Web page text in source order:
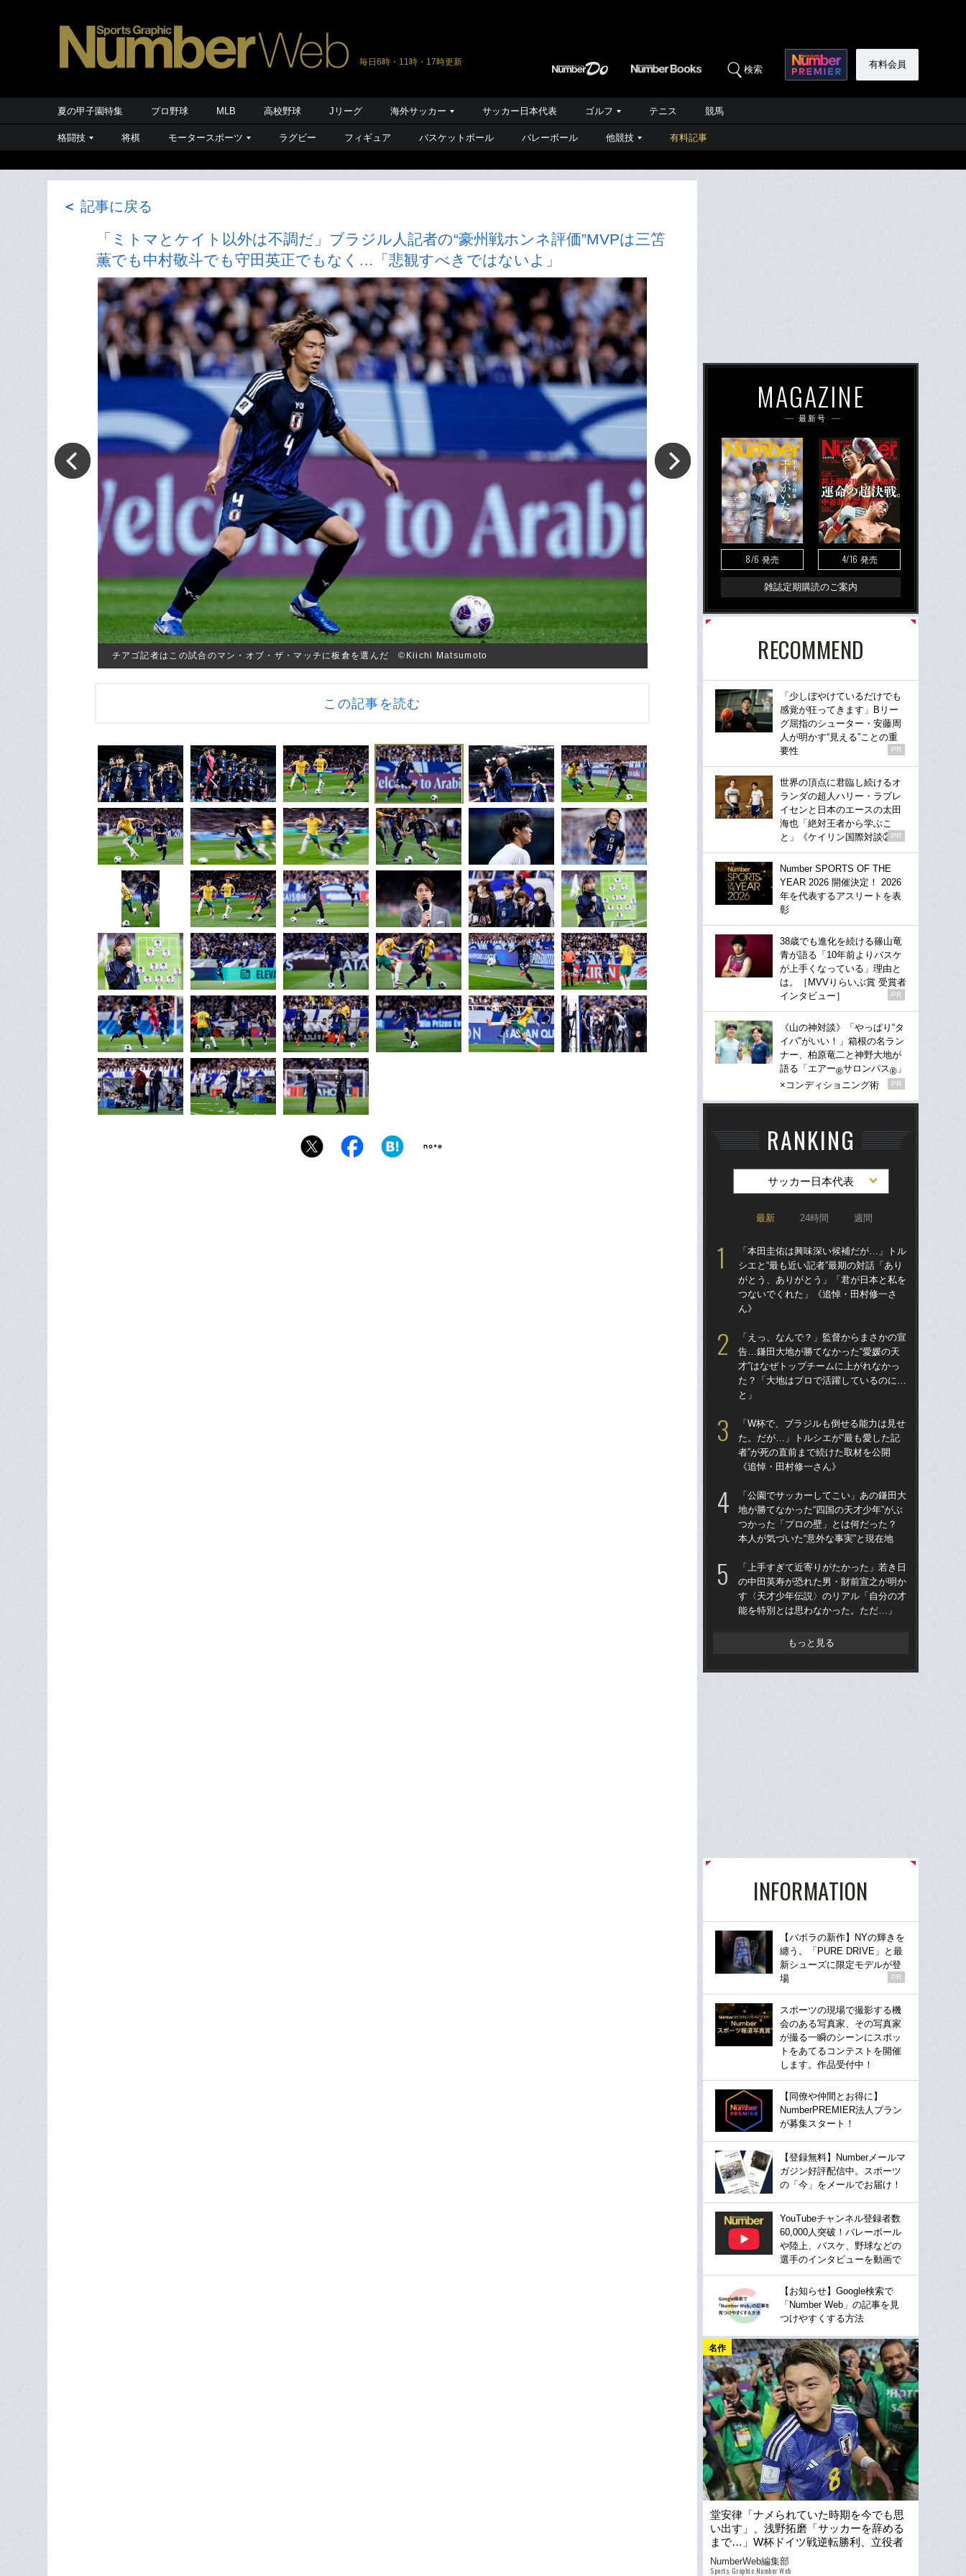
毎日6時・11時・17時更新
検索 有料会員
夏の甲子園特集 プロ野球 MLB 高校野球 Jリーグ 海外サッカー サッカー日本代表 ゴルフ テニス 競馬
格闘技 将棋 モータースポーツ ラグビー フィギュア バスケットボール バレーボール 他競技 有料記事
＜ 記事に戻る
「ミトマとケイト以外は不調だ」ブラジル人記者の“豪州戦ホンネ評価”MVPは三笘
薫でも中村敬斗でも守田英正でもなく…「悲観すべきではないよ」
チアゴ記者はこの試合のマン・オブ・ザ・マッチに板倉を選んだ ©Kiichi Matsumoto
この記事を読む
MAGAZINE
最新号
8/6 発売 4/16 発売
雑誌定期購読のご案内
RECOMMEND
「少しぼやけているだけでも
感覚が狂ってきます」Bリー
グ屈指のシューター・安藤周
人が明かす“見える”ことの重
要性
PR
世界の頂点に君臨し続けるオ
ランダの超人ハリー・ラブレ
イセンと日本のエースの太田
海也「絶対王者から学ぶこ
と」《ケイリン国際対談②》
PR
Number SPORTS OF THE
YEAR 2026 開催決定！ 2026
年を代表するアスリートを表
彰
38歳でも進化を続ける篠山竜
青が語る「10年前よりバスケ
が上手くなっている」理由と
は。［MVVりらいぶ賞 受賞者
インタビュー］
PR
《山の神対談》「やっぱり“タ
イパ”がいい！」箱根の名ラン
ナー、柏原竜二と神野大地が
語る「エアー®サロンパス® 」
×コンディショニング術
PR
RANKING
サッカー日本代表
最新 24時間 週間
「本田圭佑は興味深い候補だが…」トル
シエと“最も近い記者”最期の対話「あり
がとう、ありがとう」「君が日本と私を
つないでくれた」《追悼・田村修一さ
ん》
「えっ、なんで？」監督からまさかの宣
告…鎌田大地が勝てなかった“愛媛の天
才”はなぜトップチームに上がれなかっ
た？「大地はプロで活躍しているのに…
と」
「W杯で、ブラジルも倒せる能力は見せ
た。だが…」トルシエが“最も愛した記
者”が死の直前まで続けた取材を公開
《追悼・田村修一さん》
「公園でサッカーしてこい」あの鎌田大
地が勝てなかった“四国の天才少年”がぶ
つかった「プロの壁」とは何だった？
本人が気づいた“意外な事実”と現在地
「上手すぎて近寄りがたかった」若き日
の中田英寿が恐れた男・財前宣之が明か
す〈天才少年伝説〉のリアル「自分の才
能を特別とは思わなかった。ただ…」
もっと見る
INFORMATION
【バボラの新作】NYの輝きを
纏う。「PURE DRIVE」と最
新シューズに限定モデルが登
場
PR
スポーツの現場で撮影する機
会のある写真家、その写真家
が撮る一瞬のシーンにスポッ
トをあてるコンテストを開催
します。作品受付中！
【同僚や仲間とお得に】
NumberPREMIER法人プラン
が募集スタート！
【登録無料】Numberメールマ
ガジン好評配信中。スポーツ
の「今」をメールでお届け！
YouTubeチャンネル登録者数
60,000人突破！バレーボール
や陸上、バスケ、野球などの
選手のインタビューを動画で
【お知らせ】Google検索で
「Number Web」の記事を見
つけやすくする方法
名作
堂安律「ナメられていた時期を今でも思
い出す」、浅野拓磨「サッカーを辞める
まで…」W杯ドイツ戦逆転勝利、立役者
の“反骨心”
NumberWeb編集部
Sports Graphic Number Web